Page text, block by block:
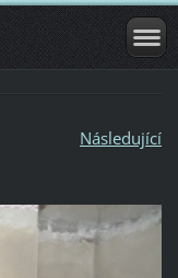
Následující